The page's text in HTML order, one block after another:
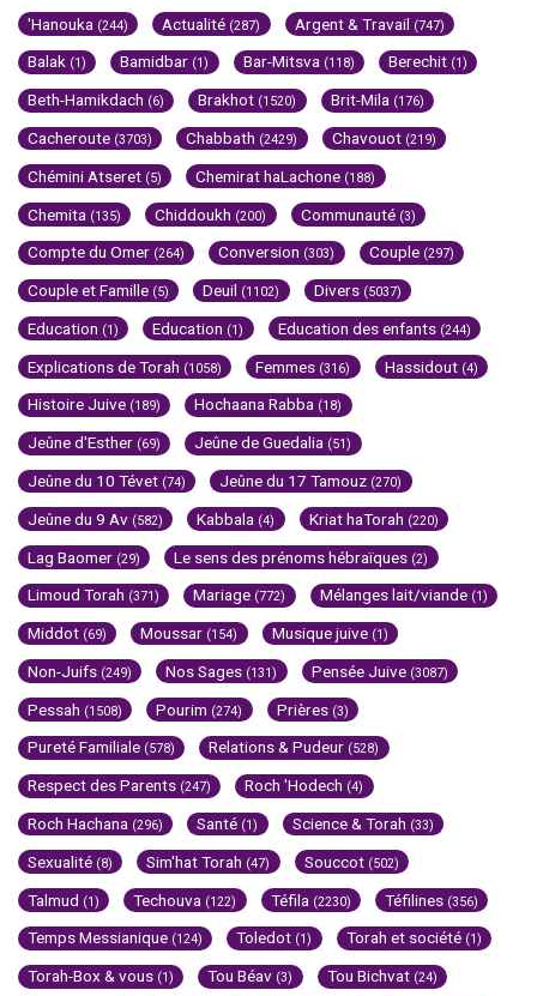
'Hanouka (244) Actualité (287) Argent & Travail (747)
Balak (1) Bamidbar (1) Bar-Mitsva (118) Berechit (1)
Beth-Hamikdach (6) Brakhot (1520) Brit-Mila (176)
Cacheroute (3703) Chabbath (2429) Chavouot (219)
Chémini Atseret (5) Chemirat haLachone (188)
Chemita (135) Chiddoukh (200) Communauté (3)
Compte du Omer (264) Conversion (303) Couple (297)
Couple et Famille (5) Deuil (1102) Divers (5037)
Education (1) Education (1) Education des enfants (244)
Explications de Torah (1058) Femmes (316) Hassidout (4)
Histoire Juive (189) Hochaana Rabba (18)
Jeûne d'Esther (69) Jeûne de Guedalia (51)
Jeûne du 10 Tévet (74) Jeûne du 17 Tamouz (270)
Jeûne du 9 Av (582) Kabbala (4) Kriat haTorah (220)
Lag Baomer (29) Le sens des prénoms hébraïques (2)
Limoud Torah (371) Mariage (772) Mélanges lait/viande (1)
Middot (69) Moussar (154) Musique juive (1)
Non-Juifs (249) Nos Sages (131) Pensée Juive (3087)
Pessah (1508) Pourim (274) Prières (3)
Pureté Familiale (578) Relations & Pudeur (528)
Respect des Parents (247) Roch 'Hodech (4)
Roch Hachana (296) Santé (1) Science & Torah (33)
Sexualité (8) Sim'hat Torah (47) Souccot (502)
Talmud (1) Techouva (122) Téfila (2230) Téfilines (356)
Temps Messianique (124) Toledot (1) Torah et société (1)
Torah-Box & vous (1) Tou Béav (3) Tou Bichvat (24)